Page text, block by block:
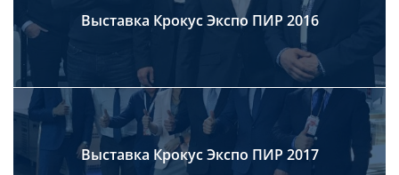
Выставка Крокус Экспо ПИР 2016
Выставка Крокус Экспо ПИР 2017